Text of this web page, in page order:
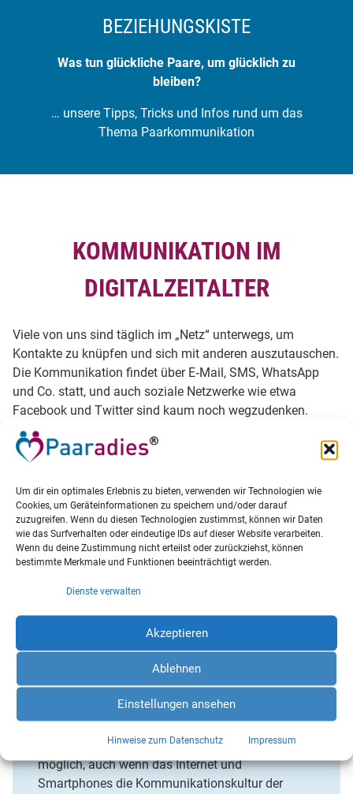
Um dir ein optimales Erlebnis zu bieten, verwenden wir Technologien wie
Cookies, um Geräteinformationen zu speichern und/oder darauf
zuzugreifen. Wenn du diesen Technologien zustimmst, können wir Daten
wie das Surfverhalten oder eindeutige IDs auf dieser Website verarbeiten.
Wenn du deine Zustimmung nicht erteilst oder zurückziehst, können
bestimmte Merkmale und Funktionen beeinträchtigt werden.
Dienste verwalten
Akzeptieren
Ablehnen
Einstellungen ansehen
Hinweise zum Datenschutz Impressum
BEZIEHUNGSKISTE
Was tun glückliche Paare, um glücklich zu
bleiben?
… unsere Tipps, Tricks und Infos rund um das
Thema Paarkommunikation
KOMMUNIKATION IM
DIGITALZEITALTER
Viele von uns sind täglich im „Netz“ unterwegs, um
Kontakte zu knüpfen und sich mit anderen auszutauschen.
Die Kommunikation findet über E‐Mail, SMS, WhatsApp
und Co. statt, und auch soziale Netzwerke wie etwa
Facebook und Twitter sind kaum noch wegzudenken.
DAS SMARTPHONE– MEIN NEUER
LEBENSBEGLEITER
Ein Leben ohne Apps ist natürlich noch immer
möglich, auch wenn das Internet und
Smartphones die Kommunikationskultur der